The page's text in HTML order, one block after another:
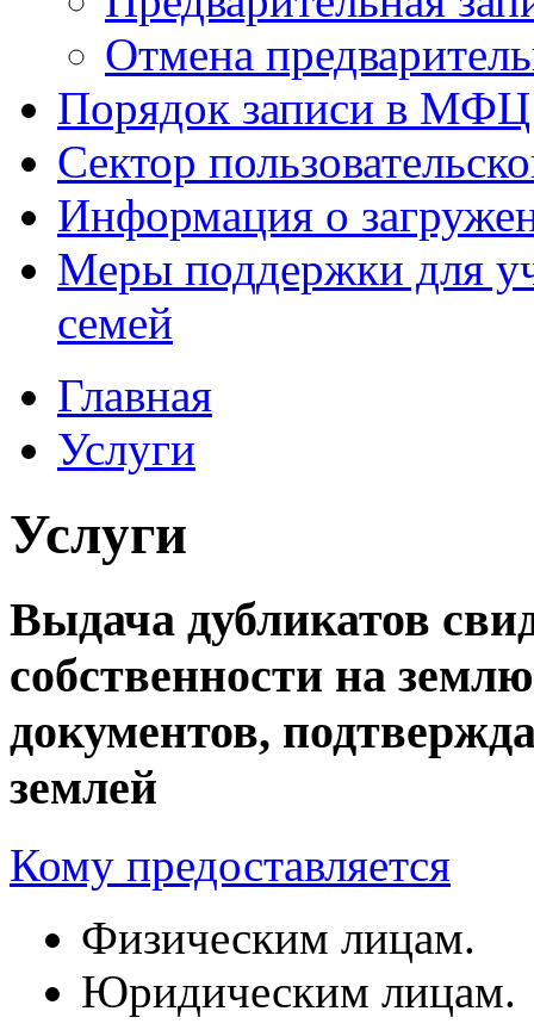
Отмена
Порядок записи в МФЦ
Сектор
Информация о
Меры поддержки для
семей
Главная
Услуги
Услуги
Выдача дубликатов
собственности на
документов,
землей
Кому предоставляется
Физическим лицам.
Юридическим лицам.